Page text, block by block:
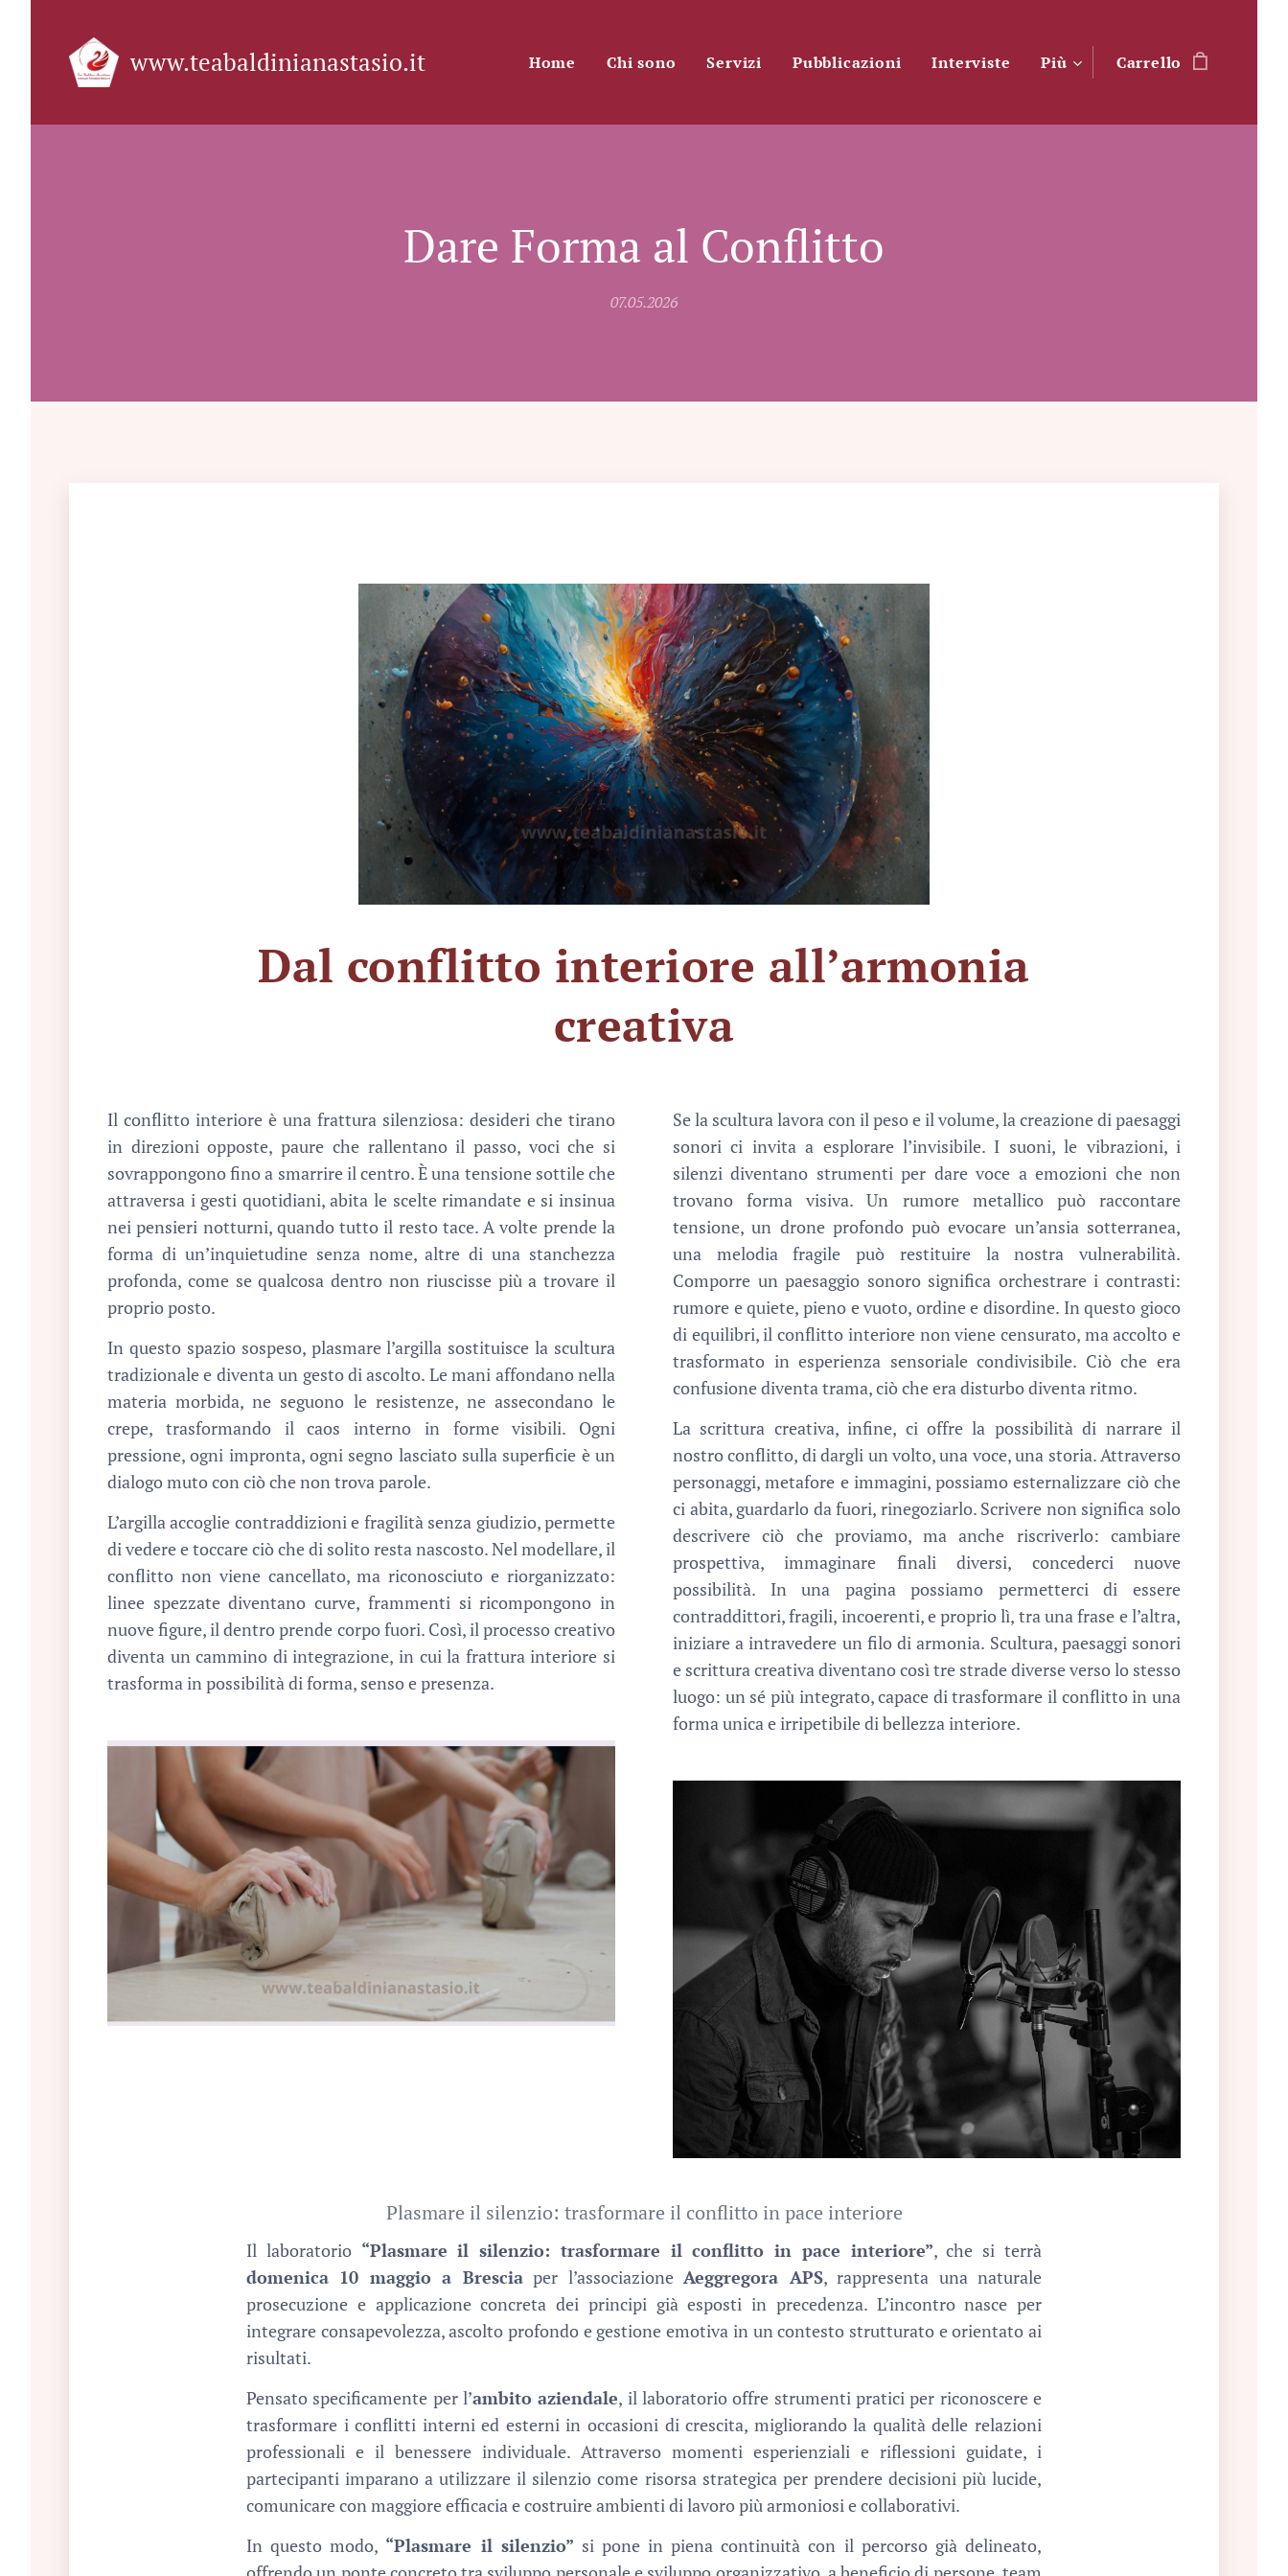
www.teabaldinianastasio.it Home Chi sono Servizi Pubblicazioni Interviste Più Carrello
Dare Forma al Conflitto
07.05.2026
Dal conflitto interiore all’armonia
creativa
Il conflitto interiore è una frattura silenziosa: desideri che tirano
in direzioni opposte, paure che rallentano il passo, voci che si
sovrappongono fino a smarrire il centro. È una tensione sottile che
attraversa i gesti quotidiani, abita le scelte rimandate e si insinua
nei pensieri notturni, quando tutto il resto tace. A volte prende la
forma di un’inquietudine senza nome, altre di una stanchezza
profonda, come se qualcosa dentro non riuscisse più a trovare il
proprio posto.
In questo spazio sospeso, plasmare l’argilla sostituisce la scultura
tradizionale e diventa un gesto di ascolto. Le mani affondano nella
materia morbida, ne seguono le resistenze, ne assecondano le
crepe, trasformando il caos interno in forme visibili. Ogni
pressione, ogni impronta, ogni segno lasciato sulla superficie è un
dialogo muto con ciò che non trova parole.
L’argilla accoglie contraddizioni e fragilità senza giudizio, permette
di vedere e toccare ciò che di solito resta nascosto. Nel modellare, il
conflitto non viene cancellato, ma riconosciuto e riorganizzato:
linee spezzate diventano curve, frammenti si ricompongono in
nuove figure, il dentro prende corpo fuori. Così, il processo creativo
diventa un cammino di integrazione, in cui la frattura interiore si
trasforma in possibilità di forma, senso e presenza.
Se la scultura lavora con il peso e il volume, la creazione di paesaggi
sonori ci invita a esplorare l’invisibile. I suoni, le vibrazioni, i
silenzi diventano strumenti per dare voce a emozioni che non
trovano forma visiva. Un rumore metallico può raccontare
tensione, un drone profondo può evocare un’ansia sotterranea,
una melodia fragile può restituire la nostra vulnerabilità.
Comporre un paesaggio sonoro significa orchestrare i contrasti:
rumore e quiete, pieno e vuoto, ordine e disordine. In questo gioco
di equilibri, il conflitto interiore non viene censurato, ma accolto e
trasformato in esperienza sensoriale condivisibile. Ciò che era
confusione diventa trama, ciò che era disturbo diventa ritmo.
La scrittura creativa, infine, ci offre la possibilità di narrare il
nostro conflitto, di dargli un volto, una voce, una storia. Attraverso
personaggi, metafore e immagini, possiamo esternalizzare ciò che
ci abita, guardarlo da fuori, rinegoziarlo. Scrivere non significa solo
descrivere ciò che proviamo, ma anche riscriverlo: cambiare
prospettiva, immaginare finali diversi, concederci nuove
possibilità. In una pagina possiamo permetterci di essere
contraddittori, fragili, incoerenti, e proprio lì, tra una frase e l’altra,
iniziare a intravedere un filo di armonia. Scultura, paesaggi sonori
e scrittura creativa diventano così tre strade diverse verso lo stesso
luogo: un sé più integrato, capace di trasformare il conflitto in una
forma unica e irripetibile di bellezza interiore.
Plasmare il silenzio: trasformare il conflitto in pace interiore
Il laboratorio “Plasmare il silenzio: trasformare il conflitto in pace interiore”, che si terrà
domenica 10 maggio a Bresciaper l’associazioneAeggregora APS, rappresenta una naturale
prosecuzione e applicazione concreta dei principi già esposti in precedenza. L’incontro nasce per
integrare consapevolezza, ascolto profondo e gestione emotiva in un contesto strutturato e orientato ai
risultati.
Pensato specificamente per l’ambito aziendale, il laboratorio offre strumenti pratici per riconoscere e
trasformare i conflitti interni ed esterni in occasioni di crescita, migliorando la qualità delle relazioni
professionali e il benessere individuale. Attraverso momenti esperienziali e riflessioni guidate, i
partecipanti imparano a utilizzare il silenzio come risorsa strategica per prendere decisioni più lucide,
comunicare con maggiore efficacia e costruire ambienti di lavoro più armoniosi e collaborativi.
In questo modo, “Plasmare il silenzio” si pone in piena continuità con il percorso già delineato,